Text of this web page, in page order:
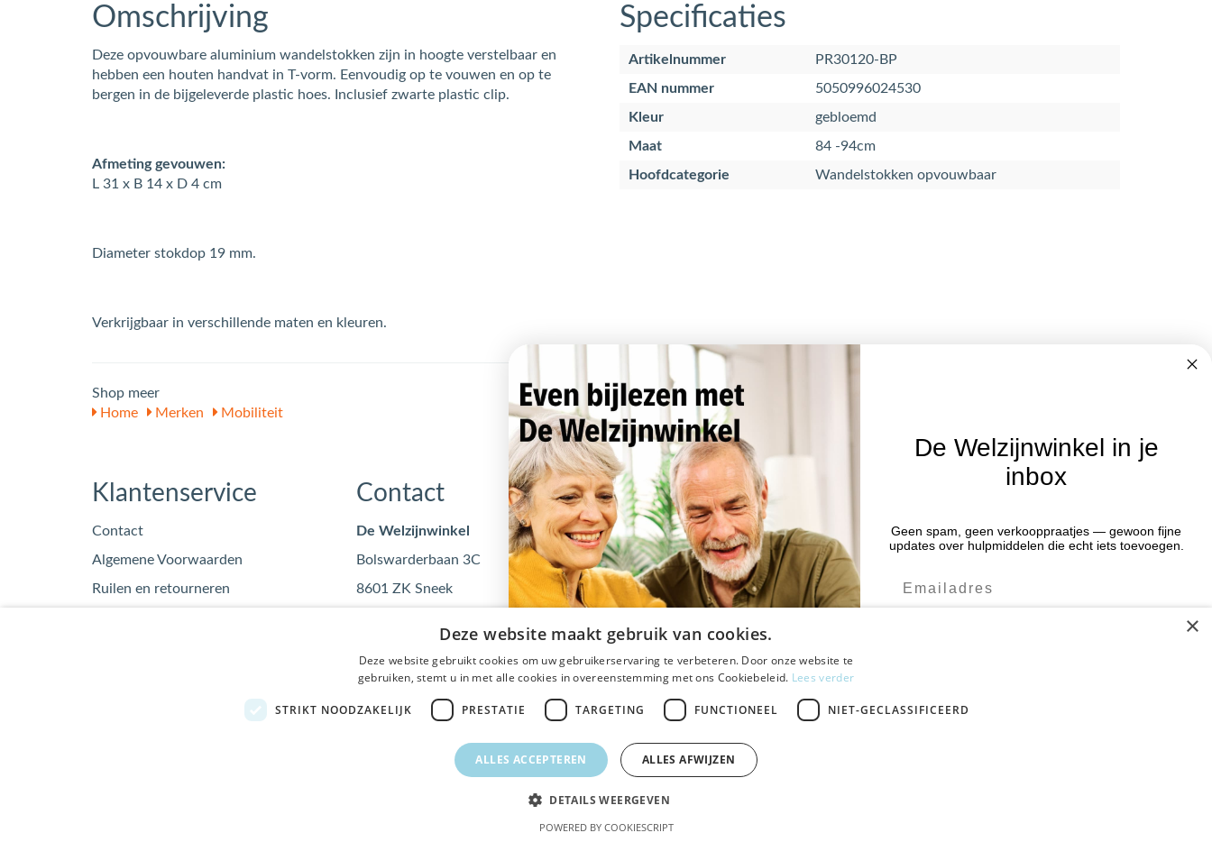
Omschrijving
Deze opvouwbare aluminium wandelstokken zijn in hoogte verstelbaar en
hebben een houten handvat in T-vorm. Eenvoudig op te vouwen en op te
bergen in de bijgeleverde plastic hoes. Inclusief zwarte plastic clip.
Afmeting gevouwen:
L 31 x B 14 x D 4 cm
Diameter stokdop 19 mm.
Verkrijgbaar in verschillende maten en kleuren.
Specificaties
Artikelnummer
PR30120-BP
EAN nummer
5050996024530
Kleur
gebloemd
Maat
84 -94cm
Hoofdcategorie
Wandelstokken opvouwbaar
Shop meer
Home
Merken Mobiliteit
Klantenservice
Contact
Algemene Voorwaarden
Ruilen en retourneren
Contact
De Welzijnwinkel
Bolswarderbaan 3C
8601 ZK Sneek
KvK: 70553122
Openingstijden
Maandag 09:00 - 17:00 uur
Dinsdag 09:00 - 17:00 uur
Woensdag 09:00 - 17:00 uur
Vrijdag 09:00 - 17:00 uur
Nieuwsbrief
Blijf op de hoogte van acties en het
voor de nieuwsbrief.
Veilig bestellen en betalen
×
Deze website maakt gebruik van cookies.
Deze website gebruikt cookies om uw gebruikerservaring te verbeteren. Door onze website te
gebruiken, stemt u in met alle cookies in overeenstemming met ons Cookiebeleid. Lees verder
STRIKT NOODZAKELIJK PRESTATIE TARGETING FUNCTIONEEL NIET-GECLASSIFICEERD
ALLES ACCEPTEREN ALLES AFWIJZEN
DETAILS WEERGEVEN
POWERED BY COOKIESCRIPT
De Welzijnwinkel in je
inbox
Geen spam, geen verkooppraatjes — gewoon fijne
updates over hulpmiddelen die echt iets toevoegen.